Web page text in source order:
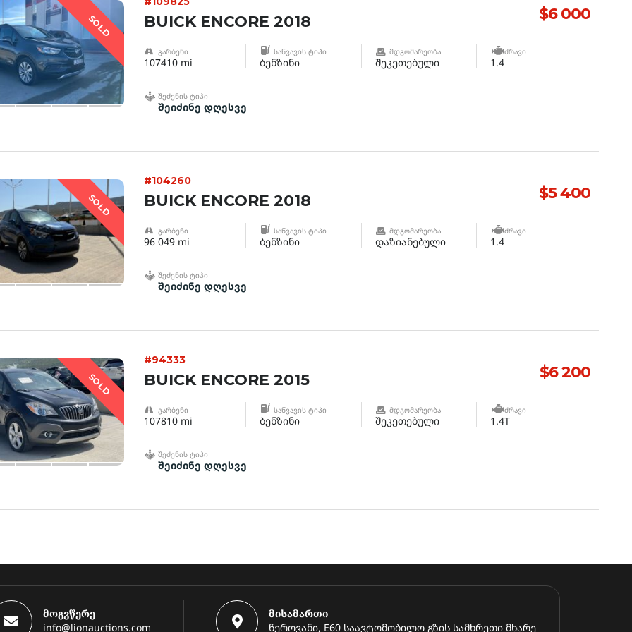
SOLD $6 000
BUICK ENCORE 2018
ᲒᲐᲠᲑᲔᲜᲘ
107410 mi
ᲡᲐᲬᲕᲐᲕᲘᲡ ᲢᲘᲞᲘ
ბენზინი
ᲛᲓᲒᲝᲛᲐᲠᲔᲝᲑᲐ
შეკეთებული
ᲫᲠᲐᲕᲘ
1.4
ᲨᲔᲫᲔᲜᲘᲡ ᲢᲘᲞᲘ
შეიძინე დღესვე
SOLD $5 400
#104260
BUICK ENCORE 2018
ᲒᲐᲠᲑᲔᲜᲘ
96 049 mi
ᲡᲐᲬᲕᲐᲕᲘᲡ ᲢᲘᲞᲘ
ბენზინი
ᲛᲓᲒᲝᲛᲐᲠᲔᲝᲑᲐ
დაზიანებული
ᲫᲠᲐᲕᲘ
1.4
ᲨᲔᲫᲔᲜᲘᲡ ᲢᲘᲞᲘ
შეიძინე დღესვე
SOLD $6 200
#94333
BUICK ENCORE 2015
ᲒᲐᲠᲑᲔᲜᲘ
107810 mi
ᲡᲐᲬᲕᲐᲕᲘᲡ ᲢᲘᲞᲘ
ბენზინი
ᲛᲓᲒᲝᲛᲐᲠᲔᲝᲑᲐ
შეკეთებული
ᲫᲠᲐᲕᲘ
1.4T
ᲨᲔᲫᲔᲜᲘᲡ ᲢᲘᲞᲘ
შეიძინე დღესვე
მოგვწერე
info@lionauctions.com
მისამართი
წეროვანი, E60 საავტომობილო გზის სამხრეთი მხარე